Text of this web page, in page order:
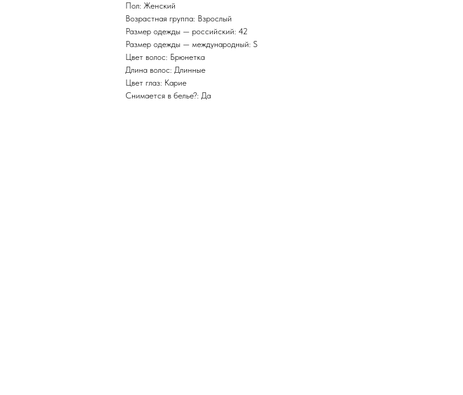
Пол: Женский
Возрастная группа: Взрослый
Размер одежды — российский: 42
Размер одежды — международный: S
Цвет волос: Брюнетка
Длина волос: Длинные
Цвет глаз: Карие
Снимается в белье?: Да